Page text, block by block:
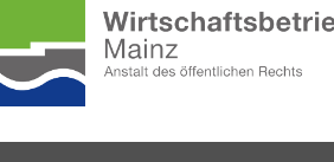
Inhalt anspringen